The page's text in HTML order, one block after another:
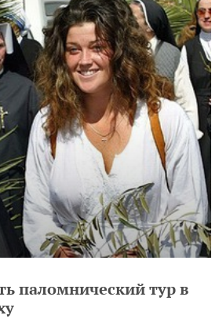
паломнический тур в